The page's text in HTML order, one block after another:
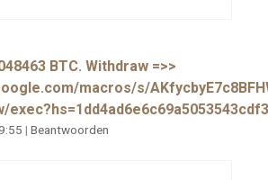
ВТС. Withdrаw =>>
macros/s/
| Beantwoorden